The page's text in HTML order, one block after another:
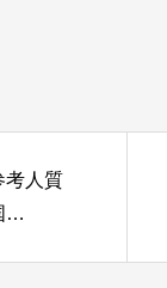
考人質
…